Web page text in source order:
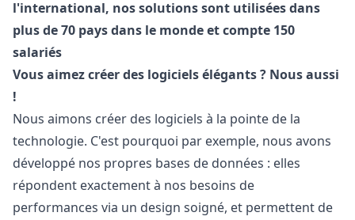
l'international, nos solutions sont utilisées dans
plus de 70 pays dans le monde et compte 150
salariés
Vous aimez créer des logiciels élégants ? Nous aussi
!
Nous aimons créer des logiciels à la pointe de la
technologie. C'est pourquoi par exemple, nous avons
développé nos propres bases de données : elles
répondent exactement à nos besoins de
performances via un design soigné, et permettent de